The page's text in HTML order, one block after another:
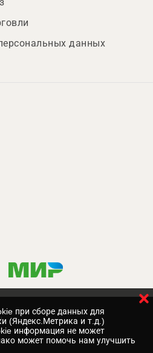
данных
при сборе данных для
(Яндекс.Метрика и т.д.)
информация не может
может помочь нам улучшить